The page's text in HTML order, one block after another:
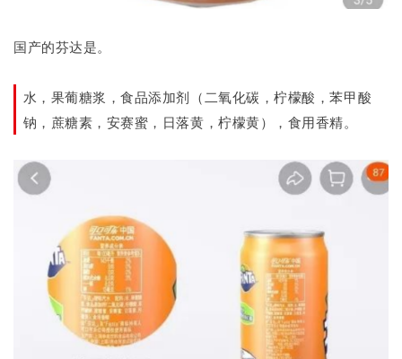
国产的芬达是。
水，果葡糖浆，食品添加剂（二氧化碳，柠檬酸，苯甲酸
钠，蔗糖素，安赛蜜，日落黄，柠檬黄），食用香精。